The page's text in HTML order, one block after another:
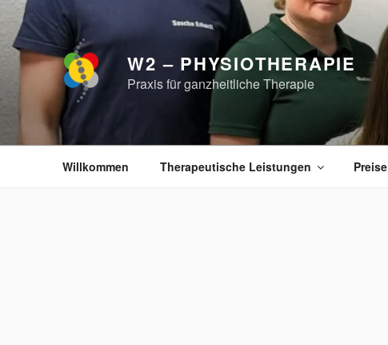
Zum
Inhalt
springen
W2 – PHYSIOTHERAPIE
Praxis für ganzheitliche Therapie
Willkommen Therapeutische Leistungen Preise